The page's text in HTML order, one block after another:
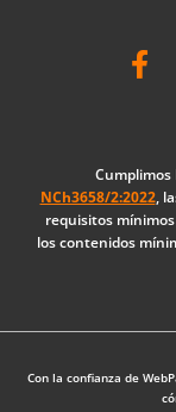
a
o
o
k
Cumplimos
NCh3658/2:2022,
requisitos
los contenidos
Con la confianza de